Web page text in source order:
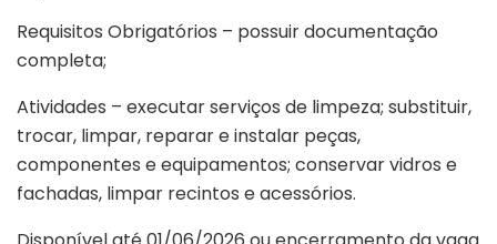
Requisitos Obrigatórios – possuir documentação
completa;
Atividades – executar serviços de limpeza; substituir,
trocar, limpar, reparar e instalar peças,
componentes e equipamentos; conservar vidros e
fachadas, limpar recintos e acessórios.